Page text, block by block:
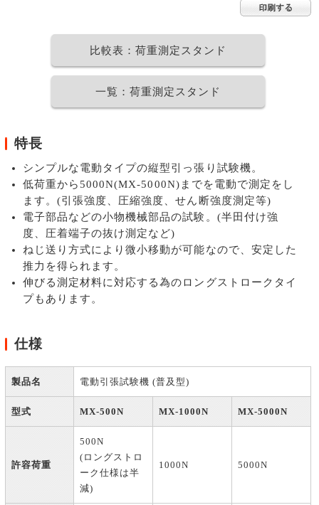
比較表：荷重測定スタンド
一覧：荷重測定スタンド
特長
シンプルな電動タイプの縦型引っ張り試験機。
低荷重から5000N(MX-5000N)までを電動で測定をし
ます。(引張強度、圧縮強度、せん断強度測定等)
電子部品などの小物機械部品の試験。(半田付け強
度、圧着端子の抜け測定など)
ねじ送り方式により微小移動が可能なので、安定した
推力を得られます。
伸びる測定材料に対応する為のロングストロークタイ
プもあります。
仕様
製品名 電動引張試験機 (普及型)
型式 MX-500N MX-1000N MX-5000N
許容荷重
500N
(ロングストロ
ーク仕様は半
減)
1000N 5000N